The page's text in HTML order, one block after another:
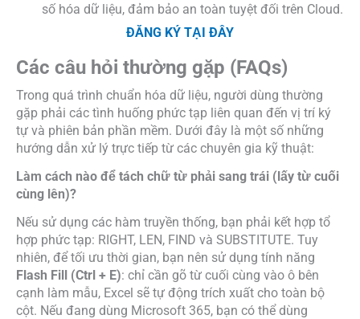
số hóa dữ liệu, đảm bảo an toàn tuyệt đối trên Cloud.
ĐĂNG KÝ TẠI ĐÂY
Các câu hỏi thường gặp (FAQs)
Trong quá trình chuẩn hóa dữ liệu, người dùng thường
gặp phải các tình huống phức tạp liên quan đến vị trí ký
tự và phiên bản phần mềm. Dưới đây là một số những
hướng dẫn xử lý trực tiếp từ các chuyên gia kỹ thuật:
Làm cách nào để tách chữ từ phải sang trái (lấy từ cuối
cùng lên)?
Nếu sử dụng các hàm truyền thống, bạn phải kết hợp tổ
hợp phức tạp: RIGHT, LEN, FIND và SUBSTITUTE. Tuy
nhiên, để tối ưu thời gian, bạn nên sử dụng tính năng
Flash Fill (Ctrl + E): chỉ cần gõ từ cuối cùng vào ô bên
cạnh làm mẫu, Excel sẽ tự động trích xuất cho toàn bộ
cột. Nếu đang dùng Microsoft 365, bạn có thể dùng